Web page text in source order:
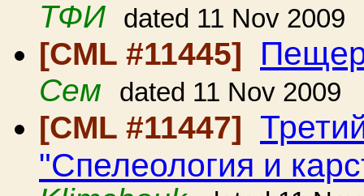
ТФИ dated 11 Nov 2009
[CML #11445]
Сем dated 11 Nov 2009
[CML #11447]
"Спелеология и